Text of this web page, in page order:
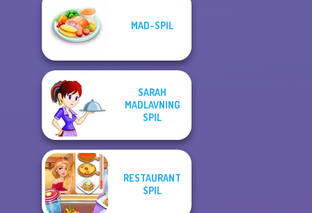
MAD-SPIL
SARAH
MADLAVNING
SPIL
RESTAURANT
SPIL